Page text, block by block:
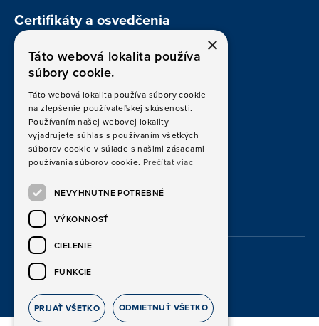
Certifikáty a osvedčenia
ISO/IEC 17020
ISO 9001
ISO/IEC 27001
Politiky kvality
×
Táto webová lokalita používa
súbory cookie.
Táto webová lokalita používa súbory cookie
na zlepšenie používateľskej skúsenosti.
Používaním našej webovej lokality
vyjadrujete súhlas s používaním všetkých
súborov cookie v súlade s našimi zásadami
používania súborov cookie. Prečítať viac
NEVYHNUTNE POTREBNÉ
VÝKONNOSŤ
CIELENIE
FUNKCIE
PRIJAŤ VŠETKO ODMIETNUŤ VŠETKO